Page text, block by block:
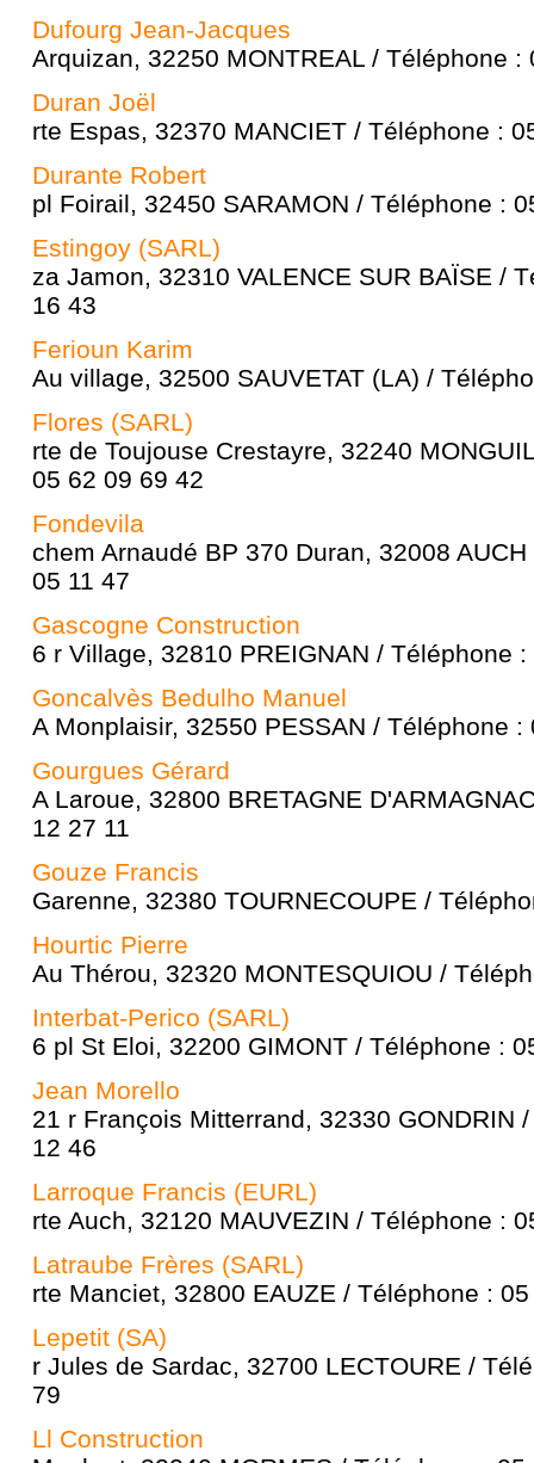
Dufourg Jean-Jacques
Arquizan, 32250 MONTREAL / Téléphone :
Duran Joël
rte Espas, 32370 MANCIET / Téléphone :
Durante Robert
pl Foirail, 32450 SARAMON / Téléphone :
Estingoy (SARL)
za Jamon, 32310 VALENCE SUR BAÏSE /
16 43
Ferioun Karim
Au village, 32500 SAUVETAT (LA) /
Flores (SARL)
rte de Toujouse Crestayre, 32240
05 62 09 69 42
Fondevila
chem Arnaudé BP 370 Duran, 32008
05 11 47
Gascogne Construction
6 r Village, 32810 PREIGNAN / Téléphone
Goncalvès Bedulho Manuel
A Monplaisir, 32550 PESSAN / Téléphone :
Gourgues Gérard
A Laroue, 32800 BRETAGNE
12 27 11
Gouze Francis
Garenne, 32380 TOURNECOUPE /
Hourtic Pierre
Au Thérou, 32320 MONTESQUIOU /
Interbat-Perico (SARL)
6 pl St Eloi, 32200 GIMONT / Téléphone :
Jean Morello
21 r François Mitterrand, 32330 GONDRIN
12 46
Larroque Francis (EURL)
rte Auch, 32120 MAUVEZIN / Téléphone :
Latraube Frères (SARL)
rte Manciet, 32800 EAUZE / Téléphone :
Lepetit (SA)
r Jules de Sardac, 32700 LECTOURE /
79
Ll Construction